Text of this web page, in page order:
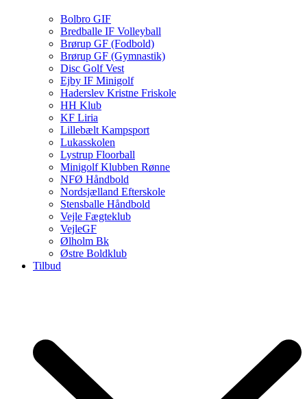
Bolbro GIF
Bredballe IF Volleyball
Brørup GF (Fodbold)
Brørup GF (Gymnastik)
Disc Golf Vest
Ejby IF Minigolf
Haderslev Kristne Friskole
HH Klub
KF Liria
Lillebælt Kampsport
Lukasskolen
Lystrup Floorball
Minigolf Klubben Rønne
NFØ Håndbold
Nordsjælland Efterskole
Stensballe Håndbold
Vejle Fægteklub
VejleGF
Ølholm Bk
Østre Boldklub
Tilbud